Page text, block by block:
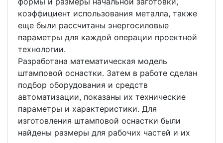
коэффициент использования металла, также
еще были рассчитаны энергосиловые
параметры для каждой операции проектной
технологии.
Разработана математическая модель
штамповой оснастки. Затем в работе сделан
подбор оборудования и средств
автоматизации, показаны их технические
параметры и характеристики. Для
изготовления штамповой оснастки были
найдены размеры для рабочих частей и их